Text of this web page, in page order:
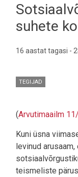
suhete
16 aastat tagasi -
TEGIJAD
(Arvutimaailm
Kuni üsna
levinud arusaam,
teismeliste